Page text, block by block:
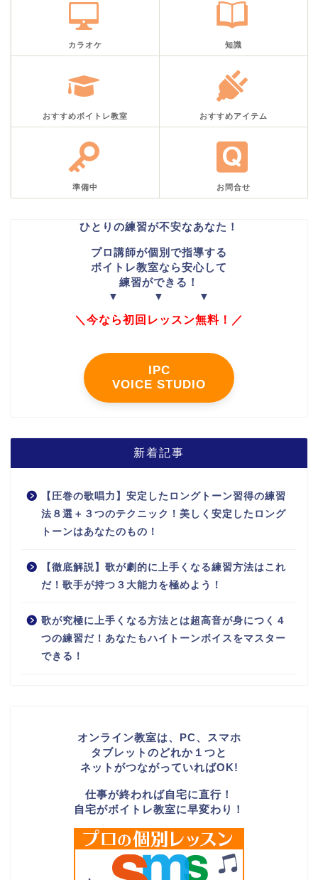
カラオケ 知識
おすすめボイトレ教室 おすすめアイテム
準備中 お問合せ
ひとりの練習が不安なあなた！
プロ講師が個別で指導する
ボイトレ教室なら安心して
練習ができる！
▼ ▼ ▼
＼今なら初回レッスン無料！／
IPC
VOICE STUDIO
新着記事
【圧巻の歌唱力】安定したロングトーン習得の練習
法８選＋３つのテクニック！美しく安定したロング
トーンはあなたのもの！
【徹底解説】歌が劇的に上手くなる練習方法はこれ
だ！歌手が持つ３大能力を極めよう！
歌が究極に上手くなる方法とは超高音が身につく４
つの練習だ！あなたもハイトーンボイスをマスター
できる！
オンライン教室は、PC、スマホ
タブレットのどれか１つと
ネットがつながっていればOK!
仕事が終われば自宅に直行！
自宅がボイトレ教室に早変わり！